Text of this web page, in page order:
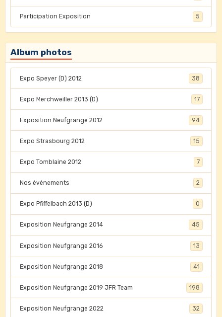
Participation Exposition 5
Album photos
Expo Speyer (D) 2012 38
Expo Merchweiller 2013 (D) 17
Exposition Neufgrange 2012 94
Expo Strasbourg 2012 15
Expo Tomblaine 2012 7
Nos événements 2
Expo Pfiffelbach 2013 (D) 0
Exposition Neufgrange 2014 45
Exposition Neufgrange 2016 13
Exposition Neufgrange 2018 41
Exposition Neufgrange 2019 JFR Team 198
Exposition Neufgrange 2022 32